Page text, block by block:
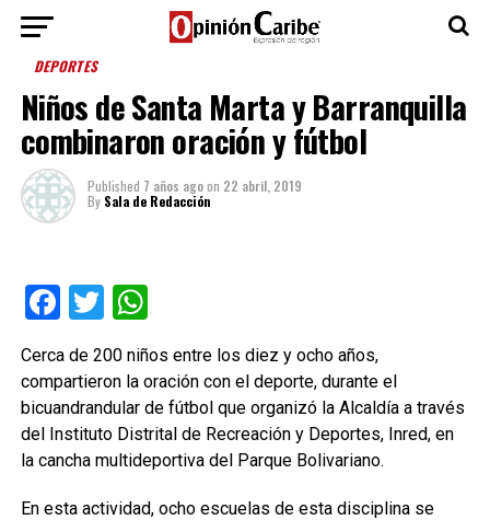
DEPORTES
Niños de Santa Marta y Barranquilla
combinaron oración y fútbol
Published 7 años agoon 22 abril, 2019
By Sala de Redacción
Facebook
TwitterWhatsApp
Cerca de 200 niños entre los diez y ocho años,
compartieron la oración con el deporte, durante el
bicuandrandular de fútbol que organizó la Alcaldía a través
del Instituto Distrital de Recreación y Deportes, Inred, en
la cancha multideportiva del Parque Bolivariano.
En esta actividad, ocho escuelas de esta disciplina se